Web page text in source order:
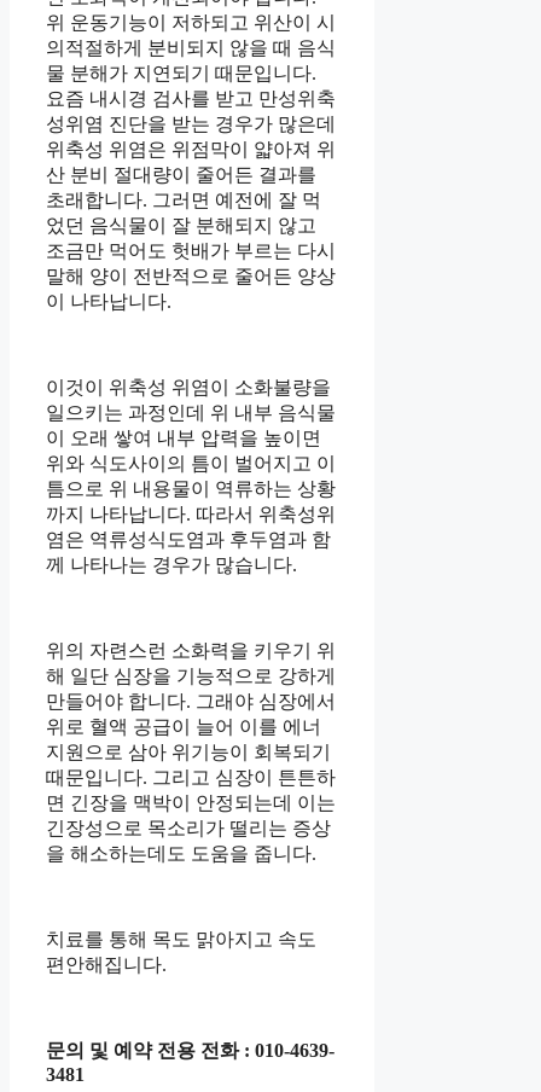
위 운동기능이 저하되고 위산이 시
의적절하게 분비되지 않을 때 음식
물 분해가 지연되기 때문입니다.
요즘 내시경 검사를 받고 만성위축
성위염 진단을 받는 경우가 많은데
위축성 위염은 위점막이 얇아져 위
산 분비 절대량이 줄어든 결과를
초래합니다. 그러면 예전에 잘 먹
었던 음식물이 잘 분해되지 않고
조금만 먹어도 헛배가 부르는 다시
말해 양이 전반적으로 줄어든 양상
이 나타납니다.
이것이 위축성 위염이 소화불량을
일으키는 과정인데 위 내부 음식물
이 오래 쌓여 내부 압력을 높이면
위와 식도사이의 틈이 벌어지고 이
틈으로 위 내용물이 역류하는 상황
까지 나타납니다. 따라서 위축성위
염은 역류성식도염과 후두염과 함
께 나타나는 경우가 많습니다.
위의 자련스런 소화력을 키우기 위
해 일단 심장을 기능적으로 강하게
만들어야 합니다. 그래야 심장에서
위로 혈액 공급이 늘어 이를 에너
지원으로 삼아 위기능이 회복되기
때문입니다. 그리고 심장이 튼튼하
면 긴장을 맥박이 안정되는데 이는
긴장성으로 목소리가 떨리는 증상
을 해소하는데도 도움을 줍니다.
치료를 통해 목도 맑아지고 속도
편안해집니다.
문의 및 예약 전용 전화 : 010-4639-
3481